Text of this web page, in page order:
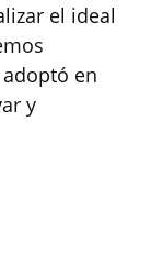
el ideal
en
y